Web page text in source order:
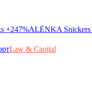
+247%ALЁNKA Snickers
Law & Capital